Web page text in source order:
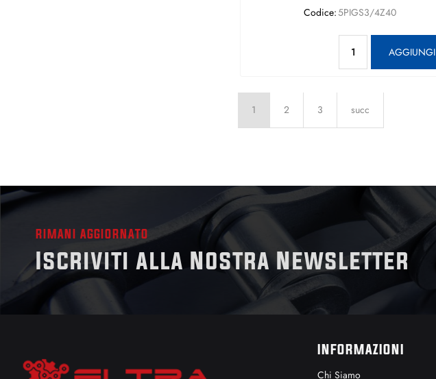
Codice:5PIGS3/4Z40
AGGIUNGI
1 2 3 succ
RIMANI AGGIORNATO
Iscriviti alla Nostra Newsletter
INFORMAZIONI
Chi Siamo